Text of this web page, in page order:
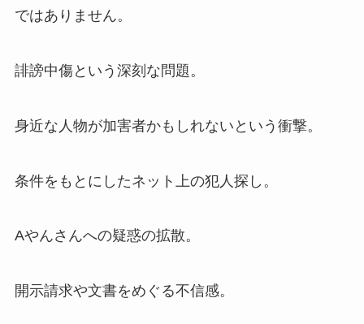
ではありません。
誹謗中傷という深刻な問題。
身近な人物が加害者かもしれないという衝撃。
条件をもとにしたネット上の犯人探し。
Aやんさんへの疑惑の拡散。
開示請求や文書をめぐる不信感。